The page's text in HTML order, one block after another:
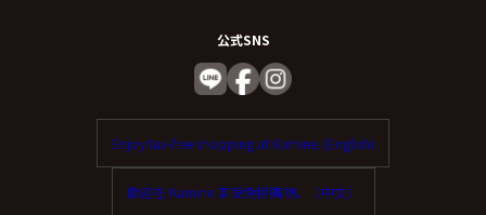
公式SNS
Enjoy tax-free shopping at Kamine. (English)
歡迎在 Kamine 享受免稅購物。（中文）